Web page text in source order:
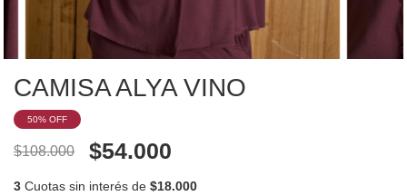
CAMISA ALYA VINO
50% OFF
$108.000 $54.000
3 Cuotas sin interés de $18.000